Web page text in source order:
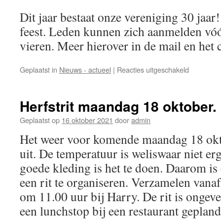
Dit jaar bestaat onze vereniging 30
feest. Leden kunnen zich aanmelden
vieren. Meer hierover in de mail en het
Geplaatst in Nieuws - actueel | Reacties uitgeschakeld
weer
toeren!
Herfstrit maandag 18 oktober.
Geplaatst op 16 oktober 2021 dooradmin
Het weer voor komende maandag 18
uit. De temperatuur is weliswaar niet
goede kleding is het te doen. Daarom
een rit te organiseren. Verzamelen
om 11.00 uur bij Harry. De rit is
een lunchstop bij een restaurant